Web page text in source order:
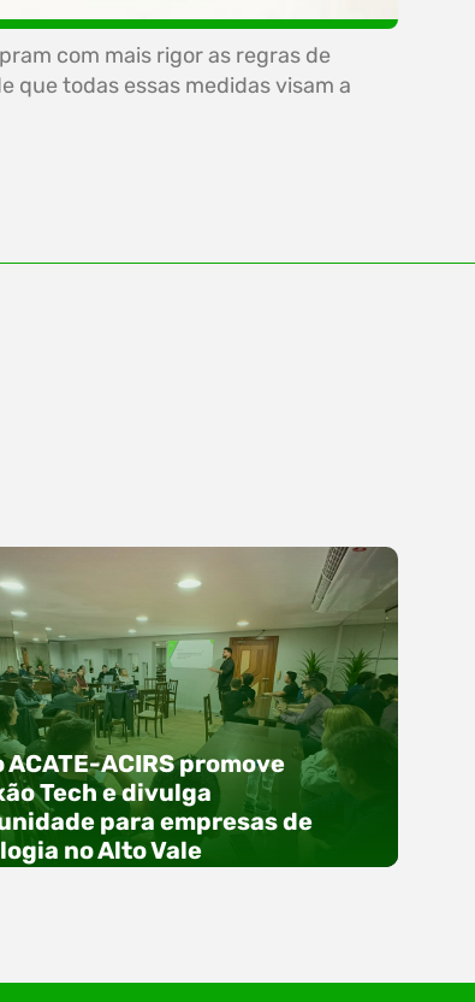
com mais rigor as regras de
que todas essas medidas visam a
ACATE-ACIRS promove
Tech e divulga
para empresas de
no Alto Vale